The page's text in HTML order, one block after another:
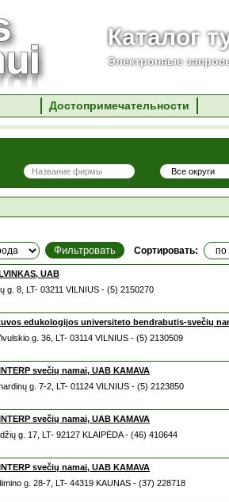
Каталог
Электронные
Достопримечательности
Сортировать:
UAB
g. 8, LT- 03211 VILNIUS - (5) 2150270
edukologijos universiteto bendrabutis-svečių
g. 36, LT- 03114 VILNIUS - (5) 2130509
svečių namai, UAB KAMAVA
g. 7-2, LT- 01124 VILNIUS - (5) 2123850
svečių namai, UAB KAMAVA
g. 17, LT- 92127 KLAIPĖDA - (46) 410644
svečių namai, UAB KAMAVA
g. 28-7, LT- 44319 KAUNAS - (37) 228718